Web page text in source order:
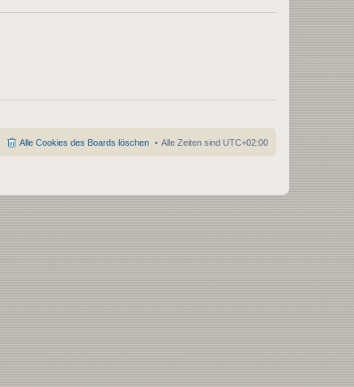
g
Alle Zeiten sind UTC+02:00
Alle Cookies des Boards löschen